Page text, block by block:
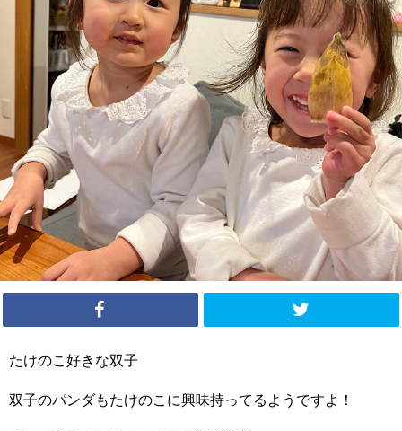
たけのこ好きな双子
双子のパンダもたけのこに興味持ってるようですよ！